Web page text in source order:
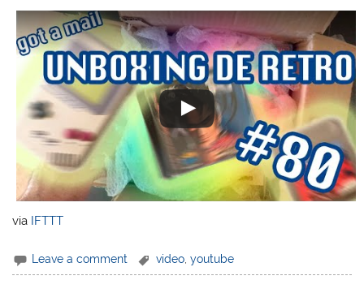
via IFTTT
Leave a comment video ,youtube